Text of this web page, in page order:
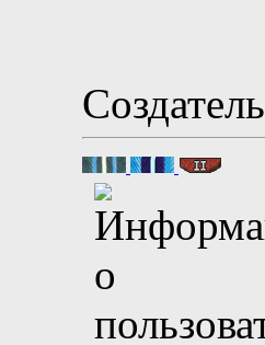
Создатель